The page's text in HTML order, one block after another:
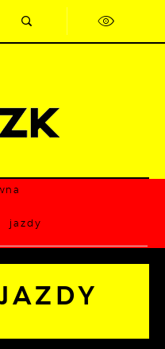
czcionki.
jazdy